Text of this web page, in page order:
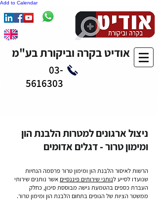
Add to Calendar
אודיט בקרה וביקורת בע"מ
03-
5616303
ניצול ארגונים למטרות הלבנת הון
ומימון טרור - דגלים אדומים
הרשות לאיסור הלבנת הון ומימון טרור פרסמה הנחיות
שנועדו לסייע לנותני שירותים פיננסיים אשר נותנים שירותי
העברת כספים בהטמעת גישה מבוססת סיכון, כחלק
ממשטר הציות של הגופים בתחום הלבנת הון ומימון טרור.